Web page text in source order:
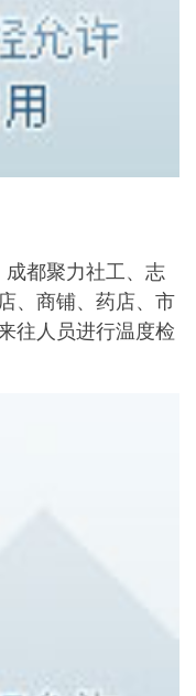
成都聚力社工、志
、商铺、药店、市
往人员进行温度检